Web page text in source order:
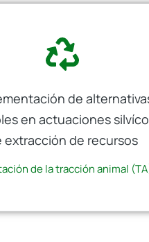
de
en actuaciones
extracción de recursos
de la tracción animal